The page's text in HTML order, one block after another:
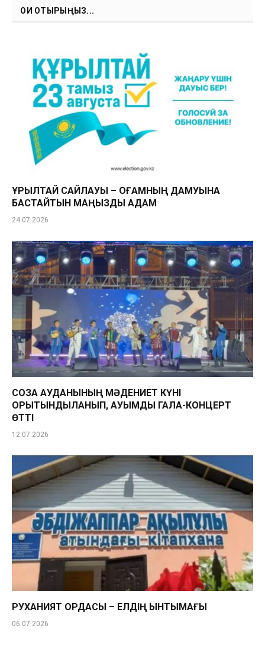
ОҚИ ОТЫРЫҢЫЗ...
ҚҰРЫЛТАЙ САЙЛАУЫ – ҚОҒАМНЫҢ ДАМУЫНА
БАСТАЙТЫН МАҢЫЗДЫ ҚАДАМ
24.07.2026
СОЗАҚ АУДАНЫНЫҢ МӘДЕНИЕТ КҮНІ
ҚОРЫТЫНДЫЛАНЫП, АУҚЫМДЫ ГАЛА-КОНЦЕРТ
ӨТТІ
12.07.2026
РУХАНИЯТ ОРДАСЫ – ЕЛДІҢ ЫНТЫМАҒЫ
06.07.2026